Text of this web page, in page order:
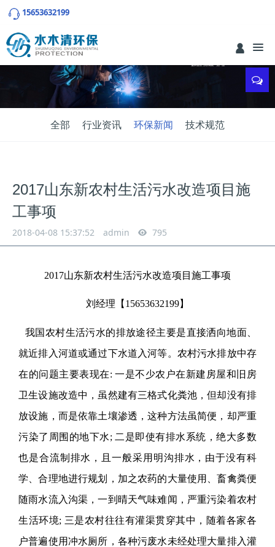
15653632199
全部 行业资讯 环保新闻 技术规范
2017山东新农村生活污水改造项目施
工事项
2018-04-08 15:37:52 admin 795
2017山东新农村生活污水改造项目施工事项
刘经理【15653632199】
我国农村生活污水的排放途径主要是直接洒向地面、
就近排入河道或通过下水道入河等。农村污水排放中存
在的问题主要表现在: 一是不少农户在新建房屋和旧房
卫生设施改造中，虽然建有三格式化粪池，但却没有排
放设施，而是依靠土壤渗透，这种方法虽简便，却严重
污染了周围的地下水; 二是即使有排水系统，绝大多数
也是合流制排水，且一般采用明沟排水，由于没有科
学、合理地进行规划，加之农药的大量使用、畜禽粪便
随雨水流入沟渠，一到晴天气味难闻，严重污染着农村
生活环境; 三是农村往往有灌渠贯穿其中，随着各家各
户普遍使用冲水厕所，各种污废水未经处理大量排入灌